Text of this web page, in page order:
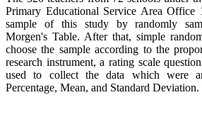
Primary Educational Service Area
sample of this study by randomly
Morgen's Table. After that, simple
choose the sample according to the
research instrument, a rating scale
used to collect the data which were
Percentage, Mean, and Standard